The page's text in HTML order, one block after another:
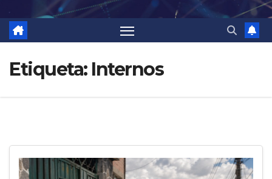
Etiqueta: Internos